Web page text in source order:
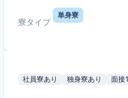
寮タイプ
単身寮
社員寮あり 独身寮あり 面接